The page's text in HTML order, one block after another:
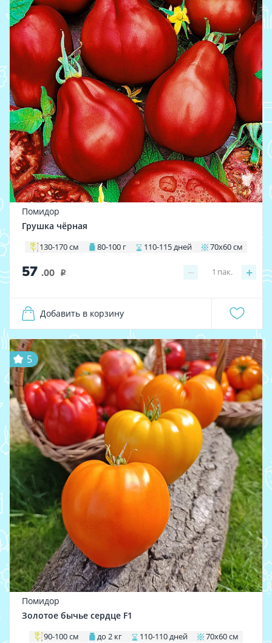
Помидор
Грушка чёрная
130-170 см 80-100 г 110-115 дней 70х60 см
57 .00 i − +
1 пак.
Добавить в корзину
5
Помидор
Золотое бычье сердце F1
90-100 см до 2 кг 110-110 дней 70х60 см